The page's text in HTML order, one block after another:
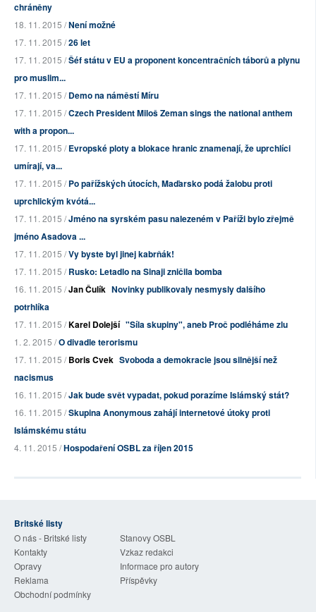
chráněny
18. 11. 2015 /Není možné
17. 11. 2015 /26 let
17. 11. 2015 /Šéf státu v EU a proponent koncentračních táborů a plynu
pro muslim...
17. 11. 2015 /Demo na náměstí Míru
17. 11. 2015 /Czech President Miloš Zeman sings the national anthem
with a propon...
17. 11. 2015 /Evropské ploty a blokace hranic znamenají, že uprchlíci
umírají, va...
17. 11. 2015 /Po pařížských útocích, Maďarsko podá žalobu proti
uprchlickým kvótá...
17. 11. 2015 /Jméno na syrském pasu nalezeném v Paříži bylo zřejmě
jméno Asadova ...
17. 11. 2015 /Vy byste byl jinej kabrňák!
17. 11. 2015 /Rusko: Letadlo na Sinaji zničila bomba
16. 11. 2015 /Jan Čulík Novinky publikovaly nesmysly dalšího
potrhlíka
17. 11. 2015 /Karel Dolejší "Síla skupiny", aneb Proč podléháme zlu
1. 2. 2015 /O divadle terorismu
17. 11. 2015 /Boris Cvek Svoboda a demokracie jsou silnější než
nacismus
16. 11. 2015 /Jak bude svět vypadat, pokud porazíme Islámský stát?
16. 11. 2015 /Skupina Anonymous zahájí internetové útoky proti
Islámskému státu
4. 11. 2015 /Hospodaření OSBL za říjen 2015
Britské listy
O nás - Britské listy
Stanovy OSBL
Kontakty
Vzkaz redakci
Opravy
Informace pro autory
Reklama
Příspěvky
Obchodní podmínky